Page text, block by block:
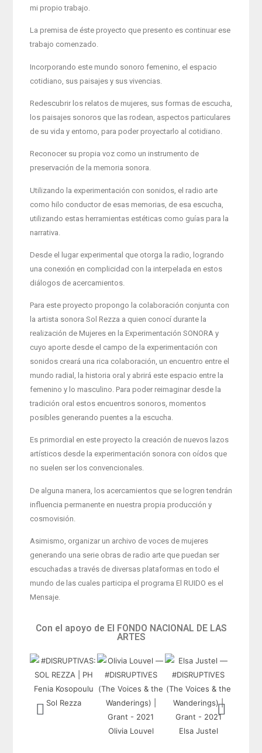
mi propio trabajo.
La premisa de éste proyecto que presento es continuar ese
trabajo comenzado.
Incorporando este mundo sonoro femenino, el espacio
cotidiano, sus paisajes y sus vivencias.
Redescubrir los relatos de mujeres, sus formas de escucha,
los paisajes sonoros que las rodean, aspectos particulares
de su vida y entorno, para poder proyectarlo al cotidiano.
Reconocer su propia voz como un instrumento de
preservación de la memoria sonora.
Utilizando la experimentación con sonidos, el radio arte
como hilo conductor de esas memorias, de esa escucha,
utilizando estas herramientas estéticas como guías para la
narrativa.
Desde el lugar experimental que otorga la radio, logrando
una conexión en complicidad con la interpelada en estos
diálogos de acercamientos.
Para este proyecto propongo la colaboración conjunta con
la artista sonora Sol Rezza a quien conocí durante la
realización de Mujeres en la Experimentación SONORA y
cuyo aporte desde el campo de la experimentación con
sonidos creará una rica colaboración, un encuentro entre el
mundo radial, la historia oral y abrirá este espacio entre la
femenino y lo masculino. Para poder reimaginar desde la
tradición oral estos encuentros sonoros, momentos
posibles generando puentes a la escucha.
Es primordial en este proyecto la creación de nuevos lazos
artísticos desde la experimentación sonora con oídos que
no suelen ser los convencionales.
De alguna manera, los acercamientos que se logren tendrán
influencia permanente en nuestra propia producción y
cosmovisión.
Asimismo, organizar un archivo de voces de mujeres
generando una serie obras de radio arte que puedan ser
escuchadas a través de diversas plataformas en todo el
mundo de las cuales participa el programa El RUIDO es el
Mensaje.
Con el apoyo de El FONDO NACIONAL DE LAS
ARTES
Sol Rezza
Olivia Louvel Elsa Justel